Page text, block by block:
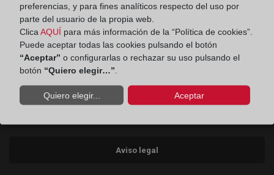
Ir al Blog (abre en ventana nueva)
Ir a Instagram (abre en ventana nueva)
Contacto
Consumidores
Aviso legal
preferencias, y para fines analíticos respecto del uso por
parte del usuario de la propia web.
Clica AQUÍ para más información de la “Política de cookies”.
Puede aceptar todas las cookies pulsando el botón
“Aceptar” o configurarlas o rechazar su uso pulsando el
botón “Quiero elegir…”
Quiero elegir... Aceptar